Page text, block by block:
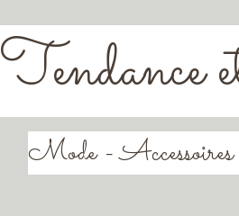
Tendance
Mode -